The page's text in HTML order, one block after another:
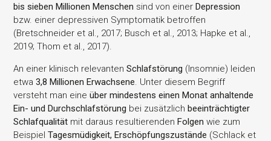
bis sieben Millionen Menschen sind von einer Depression
bzw. einer depressiven Symptomatik betroffen
(Bretschneider et al., 2017; Busch et al., 2013; Hapke et al.,
2019; Thom et al., 2017).
An einer klinisch relevantenSchlafstörung (Insomnie) leiden
etwa3,8 Millionen Erwachsene. Unter diesem Begriff
versteht man eineüber mindestens einen Monat anhaltende
Ein- und Durchschlafstörung bei zusätzlichbeeinträchtigter
Schlafqualität mit daraus resultierendenFolgen wie zum
BeispielTagesmüdigkeit, Erschöpfungszustände (Schlack et